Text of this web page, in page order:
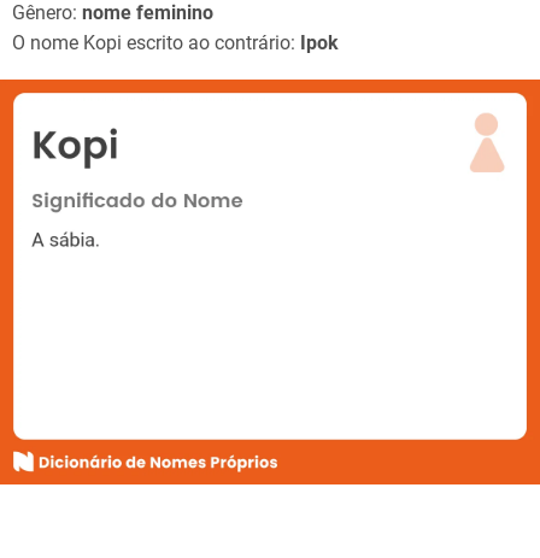
Gênero: nome feminino
O nome Kopi escrito ao contrário: Ipok